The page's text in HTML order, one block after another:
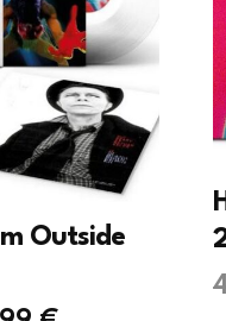
Outside